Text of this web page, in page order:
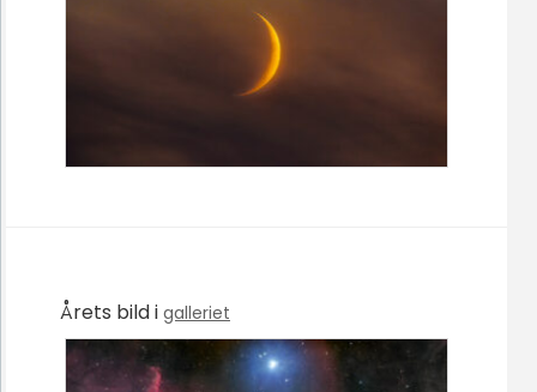
Årets bild i galleriet